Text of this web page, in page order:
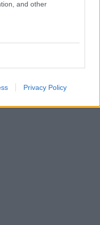
and other
Privacy Policy